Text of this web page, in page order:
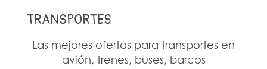
TRANSPORTES
Las mejores ofertas para transportes en
avión, trenes, buses, barcos